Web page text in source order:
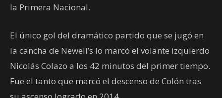
la Primera Nacional.
El único gol del dramático partido que se jugó en
la cancha de Newell’s lo marcó el volante izquierdo
Nicolás Colazo a los 42 minutos del primer tiempo.
Fue el tanto que marcó el descenso de Colón tras